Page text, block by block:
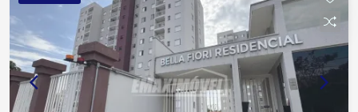
Sorocaba Região próxima a supermercados,
farmácias, escolas, academias, restaurantes,
padarias e diversos comércios e serviços
Transporte público nas proximidades Condomínio
Piscina Espaço gourmet Portaria Condomínio
com infraestrutura que oferece segurança, lazer e